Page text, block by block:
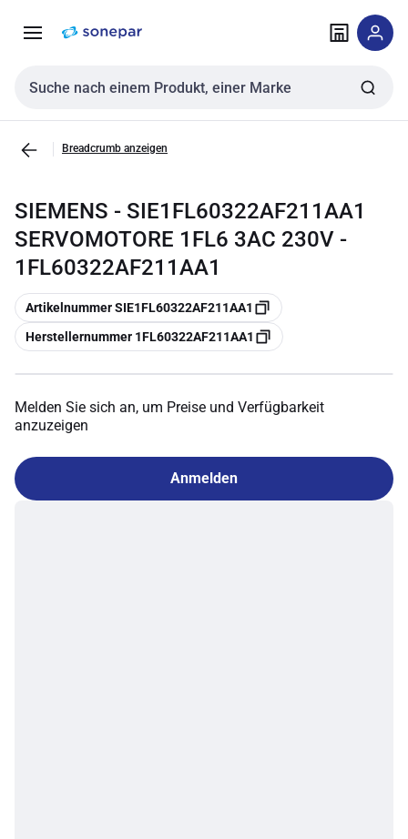
NavigationInhalt
Sucheingabe
Breadcrumb anzeigen
SIEMENS - SIE1FL60322AF211AA1
SERVOMOTORE 1FL6 3AC 230V -
1FL60322AF211AA1
Kopieren
Artikelnummer SIE1FL60322AF211AA1
Kopieren
Herstellernummer 1FL60322AF211AA1
Melden Sie sich an, um Preise und Verfügbarkeit
anzuzeigen
Anmelden